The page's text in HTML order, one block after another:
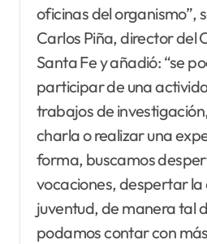
oficinas del organismo”,
Carlos Piña, director del
Santa Fe y añadió: “se
participar de una
trabajos de
charla o realizar una
forma, buscamos
vocaciones, despertar la
juventud, de manera tal
podamos contar con